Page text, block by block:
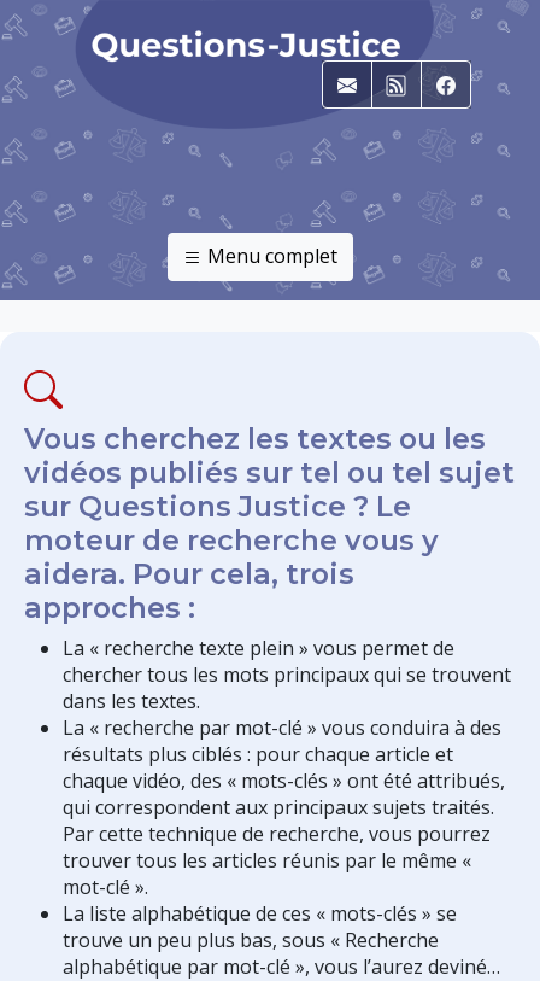
E-mailRSS
Menu complet
Vous cherchez les textes ou les
vidéos publiés sur tel ou tel sujet
sur Questions Justice ? Le
moteur de recherche vous y
aidera. Pour cela, trois
approches :
La « recherche texte plein » vous permet de
chercher tous les mots principaux qui se trouvent
dans les textes.
La « recherche par mot-clé » vous conduira à des
résultats plus ciblés : pour chaque article et
chaque vidéo, des « mots-clés » ont été attribués,
qui correspondent aux principaux sujets traités.
Par cette technique de recherche, vous pourrez
trouver tous les articles réunis par le même «
mot-clé ».
La liste alphabétique de ces « mots-clés » se
trouve un peu plus bas, sous « Recherche
alphabétique par mot-clé », vous l’aurez deviné…